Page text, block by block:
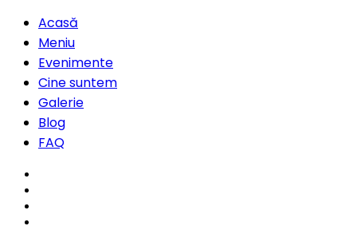
Acasă
Meniu
Evenimente
Cine suntem
Galerie
Blog
FAQ